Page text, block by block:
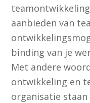
aanbieden van
binding van je
Met andere
ontwikkeling en
organisatie